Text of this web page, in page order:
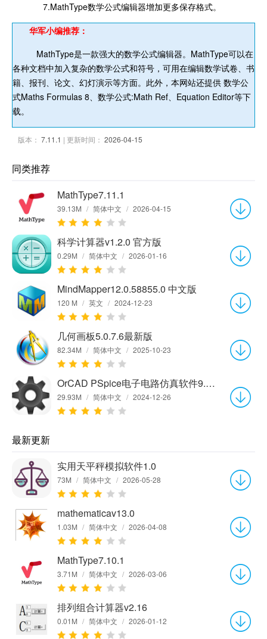
7.MathType数学公式编辑器增加更多保存格式。
华军小编推荐：
MathType是一款强大的数学公式编辑器。MathType可以在
各种文档中加入复杂的数学公式和符号，可用在编辑数学试卷、书
籍、报刊、论文、幻灯演示等方面。此外，本网站还提供 数学公
式Maths Formulas 8、数学公式:Math Ref、Equation Editor等下
载。
版本： 7.11.1 | 更新时间： 2026-04-15
同类推荐
MathType7.11.1
39.13M / 简体中文 / 2026-04-15
科学计算器v1.2.0 官方版
0.29M / 简体中文 / 2026-01-16
MindMapper12.0.58855.0 中文版
120 M / 英文 / 2024-12-23
几何画板5.0.7.6最新版
82.34M / 简体中文 / 2025-10-23
OrCAD PSpice电子电路仿真软件9.1 中文版
29.93M / 简体中文 / 2024-12-26
最新更新
实用天平秤模拟软件1.0
73M / 简体中文 / 2026-05-28
mathematicav13.0
1.03M / 简体中文 / 2026-04-08
MathType7.10.1
3.71M / 简体中文 / 2026-03-06
排列组合计算器v2.16
0.01M / 简体中文 / 2026-01-12